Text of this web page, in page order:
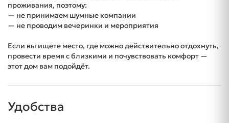
проживания, поэтому:
— не принимаем шумные компании
— не проводим вечеринки и мероприятия
Если вы ищете место, где можно действительно отдохнуть,
провести время с близкими и почувствовать комфорт —
этот дом вам подойдёт.
Удобства